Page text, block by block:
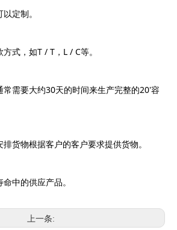
定制。
式，如T / T，L / C等。
需要大约30天的时间来生产完整的20'容
货物根据客户的客户要求提供货物。
中的供应产品。
上一条: